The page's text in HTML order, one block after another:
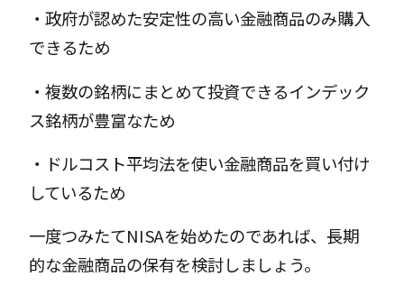
・政府が認めた安定性の高い金融商品のみ購入
できるため
・複数の銘柄にまとめて投資できるインデック
ス銘柄が豊富なため
・ドルコスト平均法を使い金融商品を買い付け
しているため
一度つみたてNISAを始めたのであれば、長期
的な金融商品の保有を検討しましょう。